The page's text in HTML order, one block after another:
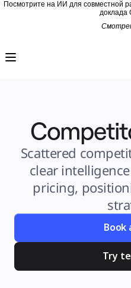
Посмотрите на ИИ для совместной
доклада
Коннекторы
Сервер
Изучите
Сервер MCP
Планы проектов
Интеграции
Безопасность
Enterprise Guard
Платформа
Загрузить
Доска
Диаграммы
Слайды
Scattered
clear
pricing,
Book
Try